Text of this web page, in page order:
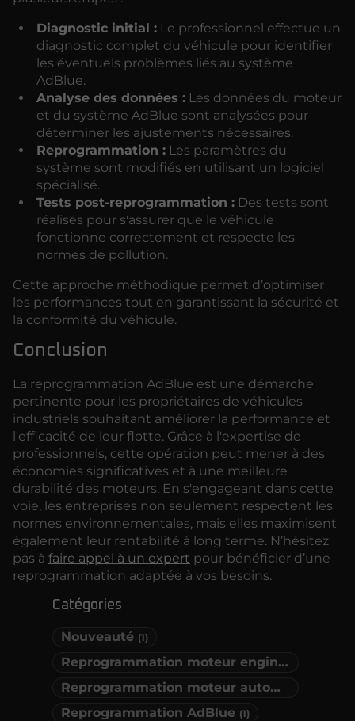
Catégories
Nouveauté (1)
Reprogrammation moteur engins agricoles
Reprogrammation moteur automobiles
Reprogrammation AdBlue (1)
Diagnostic initial :Le professionnel effectue un
diagnostic complet du véhicule pour identifier
les éventuels problèmes liés au système
AdBlue.
Analyse des données :Les données du moteur
et du système AdBlue sont analysées pour
déterminer les ajustements nécessaires.
Reprogrammation :Les paramètres du
système sont modifiés en utilisant un logiciel
spécialisé.
Tests post-reprogrammation :Des tests sont
réalisés pour s'assurer que le véhicule
fonctionne correctement et respecte les
normes de pollution.
Cette approche méthodique permet d’optimiser
les performances tout en garantissant la sécurité et
la conformité du véhicule.
Conclusion
La reprogrammation AdBlue est une démarche
pertinente pour les propriétaires de véhicules
industriels souhaitant améliorer la performance et
l'efficacité de leur flotte. Grâce à l'expertise de
professionnels, cette opération peut mener à des
économies significatives et à une meilleure
durabilité des moteurs. En s'engageant dans cette
voie, les entreprises non seulement respectent les
normes environnementales, mais elles maximisent
également leur rentabilité à long terme. N’hésitez
pas à faire appel à un expert pour bénéficier d’une
reprogrammation adaptée à vos besoins.